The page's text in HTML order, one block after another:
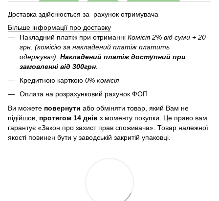
Доставка здійснюється за рахунок отримувача
Більше інформації про доставку
Накладний платіж при отриманні Комісія 2% від суми + 20
грн. (комісію за накладений платіж платить
одержувач). Накладений платіж доступний при
замовленні від 300грн
Кредитною карткою 0% комісія
Оплата на розрахунковий рахунок ФОП
Ви можете повернути або обміняти товар, який Вам не
підійшов, протягом 14 днів з моменту покупки. Це право вам
гарантує «Закон про захист прав споживача». Товар належної
якості повинен бути у заводській закритій упаковці.